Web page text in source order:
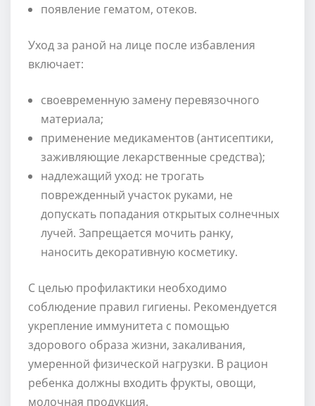
появление гематом, отеков.
Уход за раной на лице после избавления
включает:
своевременную замену перевязочного
материала;
применение медикаментов (антисептики,
заживляющие лекарственные средства);
надлежащий уход: не трогать
поврежденный участок руками, не
допускать попадания открытых солнечных
лучей. Запрещается мочить ранку,
наносить декоративную косметику.
С целью профилактики необходимо
соблюдение правил гигиены. Рекомендуется
укрепление иммунитета с помощью
здорового образа жизни, закаливания,
умеренной физической нагрузки. В рацион
ребенка должны входить фрукты, овощи,
молочная продукция.